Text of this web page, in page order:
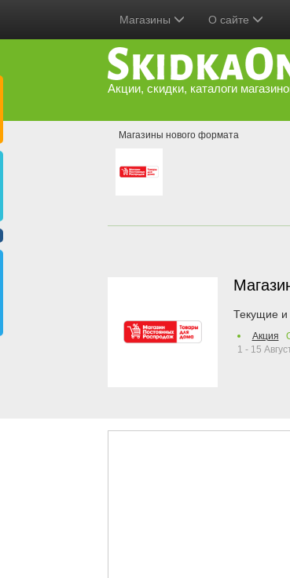
Магазины О сайте
Акции, скидки, каталоги
Магазины нового формата
Текущие и
Акция
1 - 15